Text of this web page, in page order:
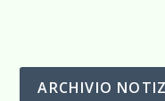
ARCHIVIO